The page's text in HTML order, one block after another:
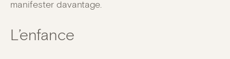
manifester davantage.
L’enfance